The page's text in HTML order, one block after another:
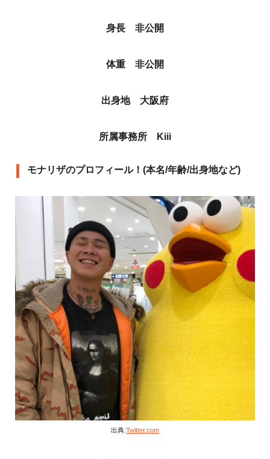
身長 非公開
体重 非公開
出身地 大阪府
所属事務所 Kiii
モナリザのプロフィール！(本名/年齢/出身地など)
出典:Twitter.com